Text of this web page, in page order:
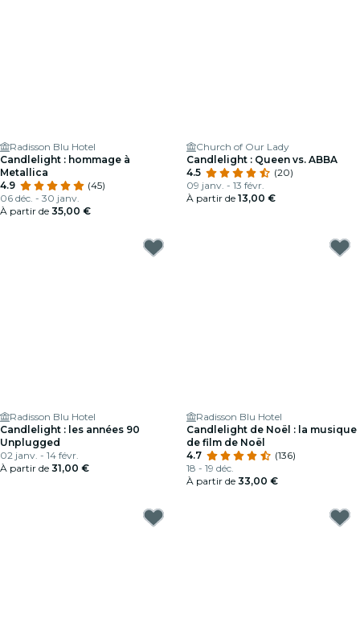
Radisson Blu Hotel
Candlelight : hommage à
Metallica
4.9
(45)
06 déc. - 30 janv.
À partir de 35,00 €
Church of Our Lady
Candlelight : Queen vs. ABBA
4.5
(20)
09 janv. - 13 févr.
À partir de 13,00 €
Radisson Blu Hotel
Candlelight : les années 90
Unplugged
02 janv. - 14 févr.
À partir de 31,00 €
Radisson Blu Hotel
Candlelight de Noël : la musique
de film de Noël
4.7
(136)
18 - 19 déc.
À partir de 33,00 €